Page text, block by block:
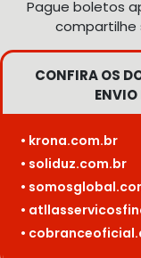
Pague boletos
compartilhe
CONFIRA OS
ENVIO
• krona.com.br
• soliduz.com.br
•
•
•